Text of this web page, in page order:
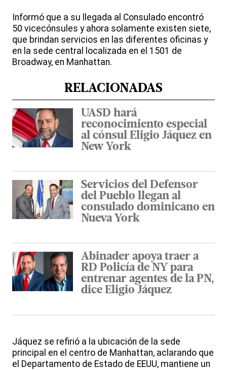
Informó que a su llegada al Consulado encontró
50 vicecónsules y ahora solamente existen siete,
que brindan servicios en las diferentes oficinas y
en la sede central localizada en el 1501 de
Broadway, en Manhattan.
RELACIONADAS
UASD hará
reconocimiento especial
al cónsul Eligio Jáquez en
New York
Servicios del Defensor
del Pueblo llegan al
consulado dominicano en
Nueva York
Abinader apoya traer a
RD Policía de NY para
entrenar agentes de la PN,
dice Eligio Jáquez
Jáquez se refirió a la ubicación de la sede
principal en el centro de Manhattan, aclarando que
el Departamento de Estado de EEUU, mantiene un